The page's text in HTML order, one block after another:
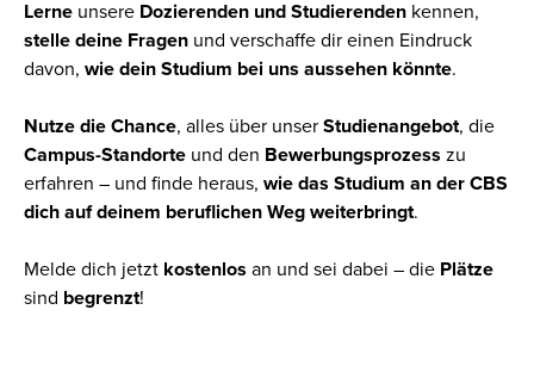
Lerne unsere Dozierenden und Studierenden kennen,
stelle deine Fragen und verschaffe dir einen Eindruck
davon, wie dein Studium bei uns aussehen könnte.
Nutze die Chance, alles über unser Studienangebot, die
Campus-Standorte und den Bewerbungsprozess zu
erfahren – und finde heraus, wie das Studium an der CBS
dich auf deinem beruflichen Weg weiterbringt.
Melde dich jetzt kostenlos an und sei dabei – die Plätze
sind begrenzt!